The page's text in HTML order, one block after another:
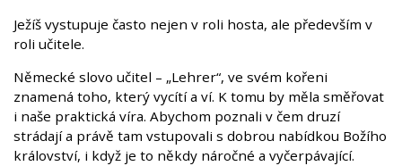
Ježíš vystupuje často nejen v roli hosta, ale především v
roli učitele.
Německé slovo učitel – „Lehrer“, ve svém kořeni
znamená toho, který vycítí a ví. K tomu by měla směřovat
i naše praktická víra. Abychom poznali v čem druzí
strádají a právě tam vstupovali s dobrou nabídkou Božího
království, i když je to někdy náročné a vyčerpávající.